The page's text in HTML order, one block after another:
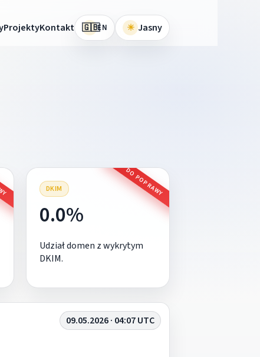
ProjektyKontakt 🇬🇧EN ☀ Jasny
DKIM DO POPRAWY
0.0%
Udział domen z wykrytym
DKIM.
09.05.2026 · 04:07 UTC